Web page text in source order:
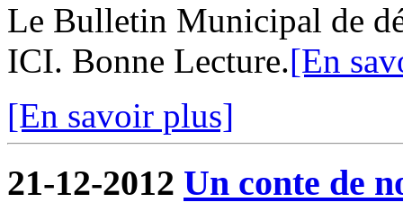
Le Bulletin Municipal de
ICI. Bonne Lecture.[En
[En savoir plus]
21-12-2012 Un conte de